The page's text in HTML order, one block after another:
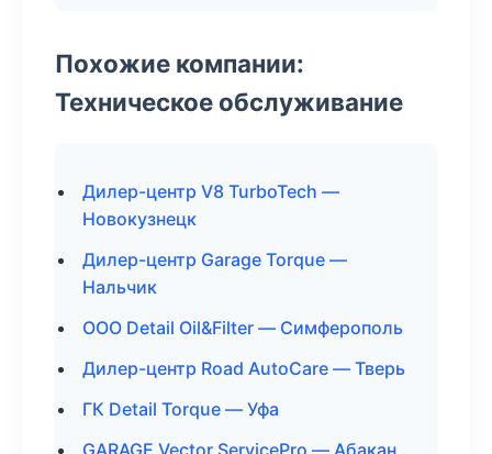
Похожие компании:
Техническое обслуживание
Дилер-центр V8 TurboTech —
Новокузнецк
Дилер-центр Garage Torque —
Нальчик
ООО Detail Oil&Filter — Симферополь
Дилер-центр Road AutoCare — Тверь
ГК Detail Torque — Уфа
GARAGE Vector ServicePro — Абакан